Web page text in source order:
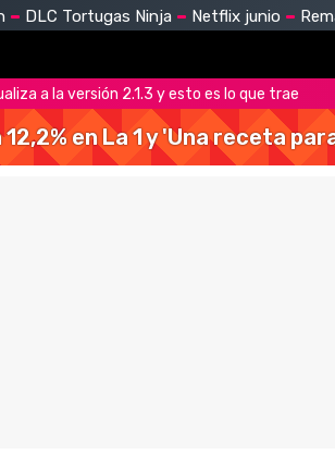
DLC Tortugas Ninja Netflix junio
a la versión 2.1.3 y esto es lo que trae
en La 1 y 'Una receta